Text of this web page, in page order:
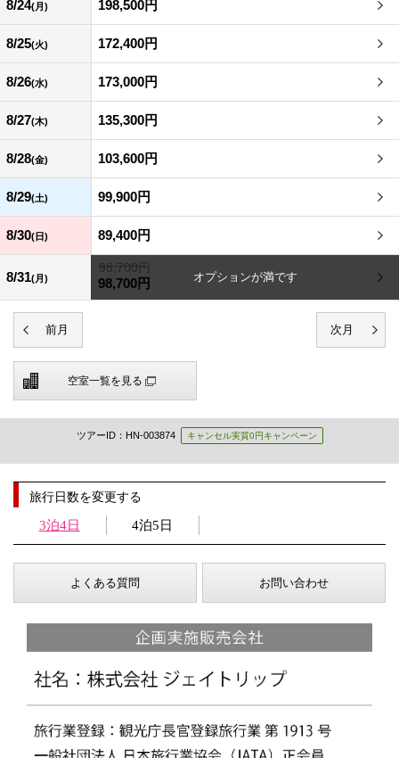
8/24(月) 198,500円
8/25(火) 172,400円
8/26(水) 173,000円
8/27(木) 135,300円
8/28(金) 103,600円
8/29(土) 99,900円
8/30(日) 89,400円
8/31(月)
98,700円
98,700円
空室一覧を見る
ツアーID：HN-003874 キャンセル実質0円キャンペーン
旅行日数を変更する
3泊4日 4泊5日
よくある質問 お問い合わせ